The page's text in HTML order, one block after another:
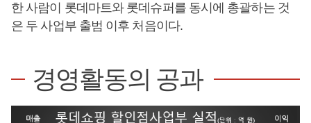
한 사람이 롯데마트와 롯데슈퍼를 동시에 총괄하는 것
은 두 사업부 출범 이후 처음이다.
경영활동의 공과